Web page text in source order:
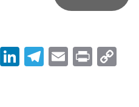
WeChat
LinkedIn
Telegram
Email
Print